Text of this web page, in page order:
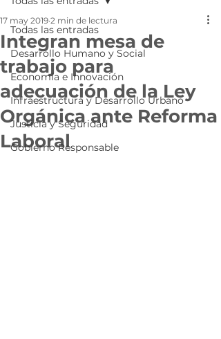
Todas las entradas
Desarrollo Humano y Social
Economía e Innovación
Infraestructura y Desarrollo Urbano
Justicia y Seguridad
Gobierno Responsable
Integran mesa de
trabajo para
adecuación de la Ley
Orgánica ante Reforma
Laboral
17 may 2019 2 min de lectura